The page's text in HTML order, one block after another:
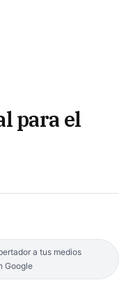
para el
a tus medios
Google